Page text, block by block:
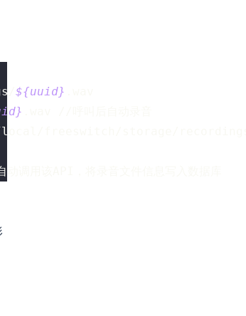
${uuid}
freeswitch/storage/
该API，将录音文件信息写入数据库